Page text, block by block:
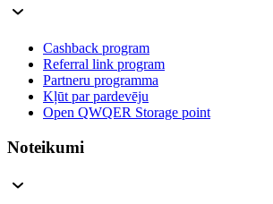
Cashback program
Referral link program
Partneru programma
Kļūt par pardevēju
Open QWQER Storage point
Noteikumi